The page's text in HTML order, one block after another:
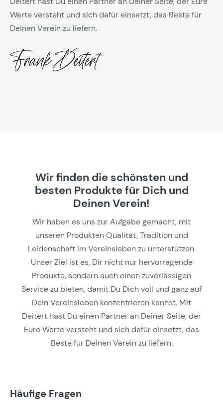
Werte versteht und sich dafür einsetzt, das Beste für
Deinen Verein zu liefern.
Wir finden die schönsten und
besten Produkte für Dich und
Deinen Verein!
Wir haben es uns zur Aufgabe gemacht, mit
unseren Produkten Qualität, Tradition und
Leidenschaft im Vereinsleben zu unterstützen.
Unser Ziel ist es, Dir nicht nur hervorragende
Produkte, sondern auch einen zuverlässigen
Service zu bieten, damit Du Dich voll und ganz auf
Dein Vereinsleben konzentrieren kannst. Mit
Deitert hast Du einen Partner an Deiner Seite, der
Eure Werte versteht und sich dafür einsetzt, das
Beste für Deinen Verein zu liefern.
Häufige Fragen